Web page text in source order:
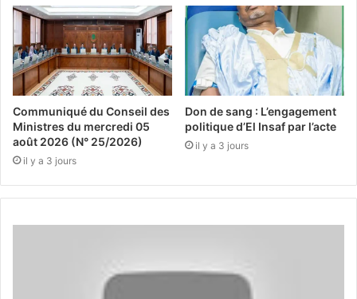
Communiqué du Conseil des
Ministres du mercredi 05
août 2026 (N° 25/2026)
il y a 3 jours
Don de sang : L’engagement
politique d’El Insaf par l’acte
il y a 3 jours